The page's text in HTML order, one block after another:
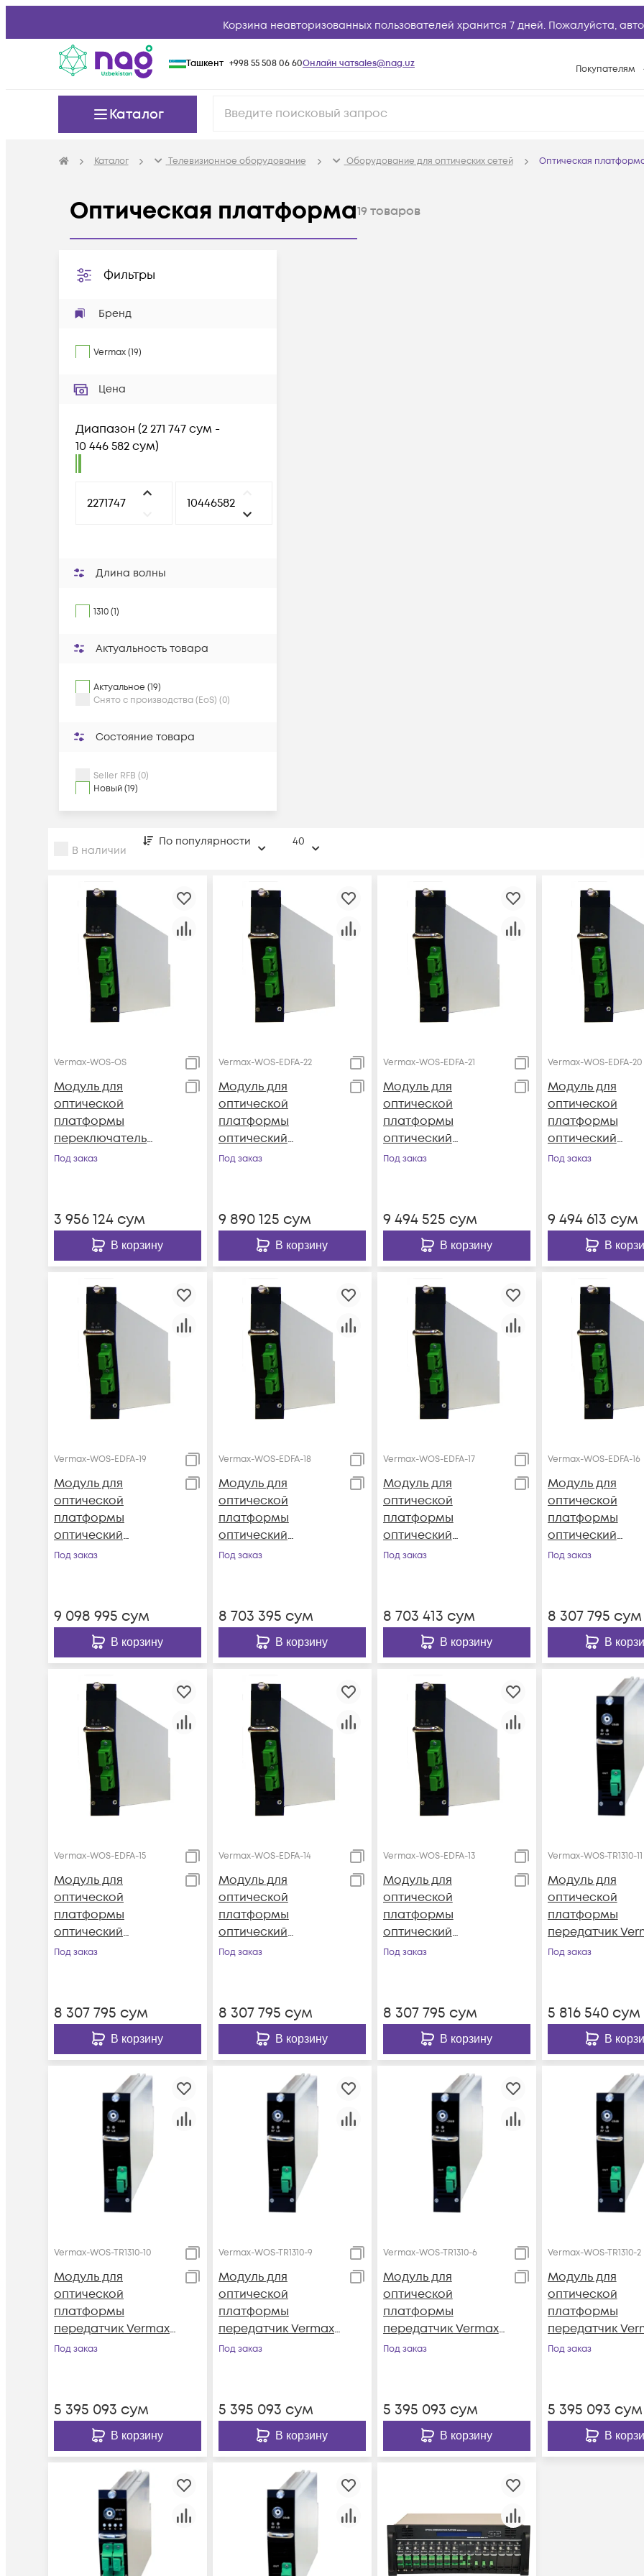
Корзина неавторизованных пользователей хранится 7 дней. Пожалуйста,
Ташкент +998 55 508 06 60Онлайн чатsales@nag.uz Покупателям
Вопросы и
Каталог
Каталог Телевизионное оборудование Оборудование для оптических сетей Оптическая
Оптическая платформа19 товаров
Фильтры
Бренд
Vermax(19)
Цена
Диапазон (2 271 747 сум -
10 446 582 сум)
Длина волны
1310 (1)
Актуальность товара
Актуальное (19)
Снято с производства (EoS) (0)
Состояние товара
Seller RFB (0)
Новый (19)
В наличии
По популярности 40
Vermax-WOS-OS
Модуль для
оптической
платформы
переключатель
оптического
Под заказ
3 956 124 сум
В корзину
Vermax-WOS-EDFA-22
Модуль для
оптической
платформы
оптический
усилитель Vermax-
Под заказ
9 890 125 сум
В корзину
Vermax-WOS-EDFA-21
Модуль для
оптической
платформы
оптический
усилитель Vermax-
Под заказ
9 494 525 сум
В корзину
Vermax-WOS-EDFA-20
Модуль для
оптической
платформы
оптический
усилитель
Под заказ
9 494 613 сум
В
Vermax-WOS-EDFA-19
Модуль для
оптической
платформы
оптический
усилитель Vermax-
Под заказ
9 098 995 сум
В корзину
Vermax-WOS-EDFA-18
Модуль для
оптической
платформы
оптический
усилитель Vermax-
Под заказ
8 703 395 сум
В корзину
Vermax-WOS-EDFA-17
Модуль для
оптической
платформы
оптический
усилитель Vermax-
Под заказ
8 703 413 сум
В корзину
Vermax-WOS-EDFA-16
Модуль для
оптической
платформы
оптический
усилитель
Под заказ
8 307 795 сум
В
Vermax-WOS-EDFA-15
Модуль для
оптической
платформы
оптический
усилитель Vermax-
Под заказ
8 307 795 сум
В корзину
Vermax-WOS-EDFA-14
Модуль для
оптической
платформы
оптический
усилитель Vermax-
Под заказ
8 307 795 сум
В корзину
Vermax-WOS-EDFA-13
Модуль для
оптической
платформы
оптический
усилитель Vermax-
Под заказ
8 307 795 сум
В корзину
Vermax-WOS-TR1310-11
Модуль для
оптической
платформы
передатчик
WOS-TR1310-11
Под заказ
5 816 540сум
В
Vermax-WOS-TR1310-10
Модуль для
оптической
платформы
передатчик Vermax-
WOS-TR1310-10
Под заказ
5 395 093 сум
В корзину
Vermax-WOS-TR1310-9
Модуль для
оптической
платформы
передатчик Vermax-
WOS-TR1310-9
Под заказ
5 395 093 сум
В корзину
Vermax-WOS-TR1310-6
Модуль для
оптической
платформы
передатчик Vermax-
WOS-TR1310-6
Под заказ
5 395 093 сум
В корзину
Vermax-WOS-TR1310-2
Модуль для
оптической
платформы
передатчик
WOS-TR1310-2
Под заказ
5 395 093 сум
В